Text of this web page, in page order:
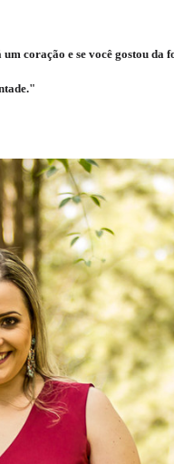
coração e se você gostou da